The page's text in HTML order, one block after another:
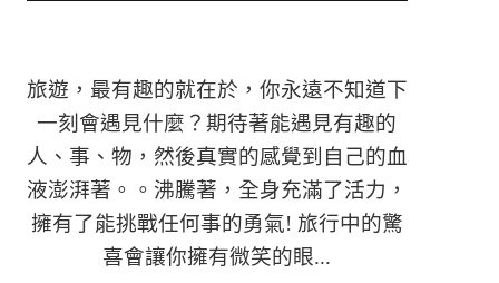
旅遊，最有趣的就在於，你永遠不知道下
一刻會遇見什麼？期待著能遇見有趣的
人、事、物，然後真實的感覺到自己的血
液澎湃著。。沸騰著，全身充滿了活力，
擁有了能挑戰任何事的勇氣! 旅行中的驚
喜會讓你擁有微笑的眼...